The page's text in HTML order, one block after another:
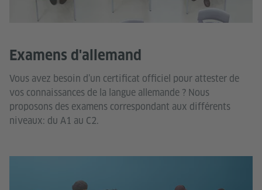
Examens d'allemand
Vous avez besoin d’un certificat officiel pour attester de
vos connaissances de la langue allemande ? Nous
proposons des examens correspondant aux différents
niveaux: du A1 au C2.